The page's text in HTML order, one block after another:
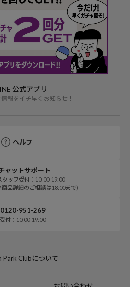
公式アプリ
報をイチ早くお知らせ！
ヘルプ
ャットサポート
ッフ受付：10:00-19:00
品詳細のご相談は18:00まで)
0120-951-269
付：10:00-19:00
Park Clubについて